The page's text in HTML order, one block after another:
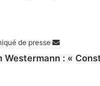
de presse
: «